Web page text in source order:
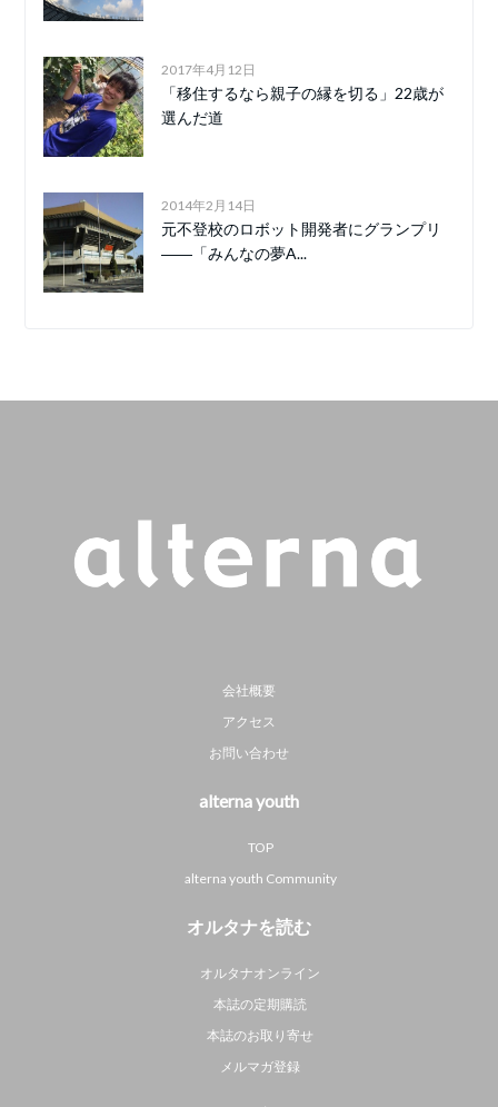
2017年4月12日
「移住するなら親子の縁を切る」22歳が
選んだ道
2014年2月14日
元不登校のロボット開発者にグランプリ
――「みんなの夢A...
会社概要
アクセス
お問い合わせ
alterna youth
TOP
alterna youth Community
オルタナを読む
オルタナオンライン
本誌の定期購読
本誌のお取り寄せ
メルマガ登録